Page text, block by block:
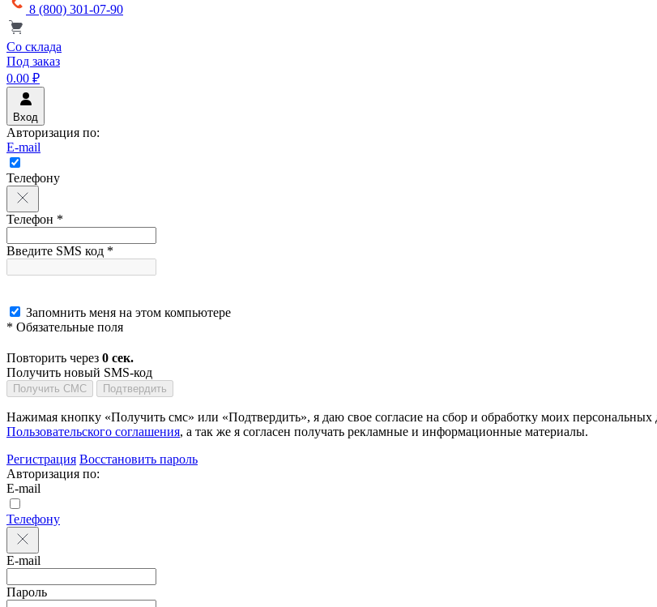
8 (800) 301-07-90
Со склада
Под заказ
0.00 ₽
Вход
Авторизация по:
E-mail
Телефону
Телефон *
Введите SMS код *
Запомнить меня на этом компьютере
* Обязательные поля
Повторить через 0 сек.
Получить новый SMS-код
Получить СМС Подтвердить
Нажимая кнопку «Получить смс» или «Подтвердить», я даю свое согласие на сбор и обработку моих персональных
Пользовательского соглашения, а так же я согласен получать рекламные и информационные материалы.
Регистрация Восстановить пароль
Авторизация по:
E-mail
Телефону
E-mail
Пароль